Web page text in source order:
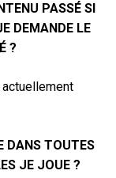
PASSÉ SI
DEMANDE LE
?
DANS TOUTES
JE JOUE ?